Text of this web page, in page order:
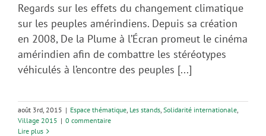
Regards sur les effets du changement climatique
sur les peuples amérindiens. Depuis sa création
en 2008, De la Plume à l’Écran promeut le cinéma
amérindien afin de combattre les stéréotypes
véhiculés à l’encontre des peuples [...]
août 3rd, 2015 | Espace thématique Les stands Solidarité internationale
Village 2015 | 0 commentaire
Lire plus